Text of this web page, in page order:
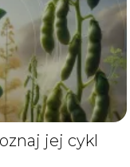
jej cykl